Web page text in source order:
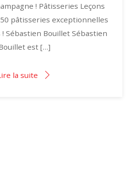
! Pâtisseries Leçons
pâtisseries exceptionnelles
Sébastien Bouillet Sébastien
est […]
la suite